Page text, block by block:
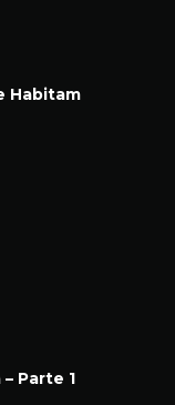
Habitam
Parte 1